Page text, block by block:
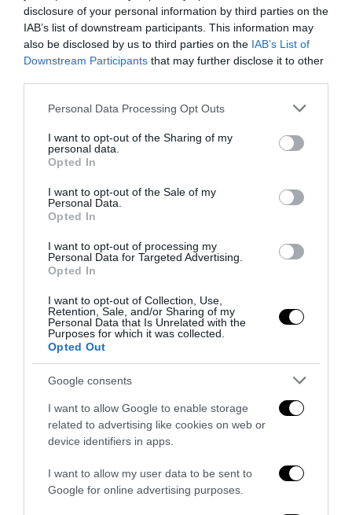
disclosure of your personal information by third parties on the
IAB’s list of downstream participants. This information may
also be disclosed by us to third parties on the IAB’s List of
Downstream Participants that may further disclose it to other
Please note that this website/app uses one or more Google
not limited to your visit or usage behaviour. You may click to
grant or deny consent to Google and its third-party tags to
use your data for below specified purposes in below Google
consent section.
Personal Data Processing Opt Outs
I want to opt-out of the Sharing of my
personal data.
Opted In
I want to opt-out of the Sale of my
Personal Data.
Opted In
I want to opt-out of processing my
Personal Data for Targeted Advertising.
Opted In
I want to opt-out of Collection, Use,
Retention, Sale, and/or Sharing of my
Personal Data that Is Unrelated with the
Purposes for which it was collected.
Opted Out
Google consents
I want to allow Google to enable storage
related to advertising like cookies on web or
device identifiers in apps.
I want to allow my user data to be sent to
Google for online advertising purposes.
REDAZIONE
e acquisti consapevoli
Juventus: Bernabé chiude ai bianconeri
YOU MAY ALSO LIKE